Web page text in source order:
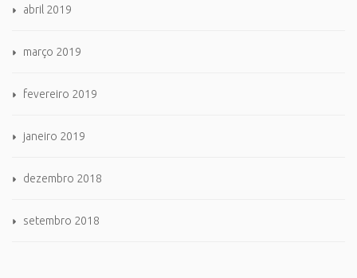
abril 2019
março 2019
fevereiro 2019
janeiro 2019
dezembro 2018
setembro 2018